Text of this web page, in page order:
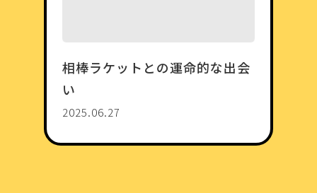
相棒ラケットとの運命的な出会
い
2025.06.27